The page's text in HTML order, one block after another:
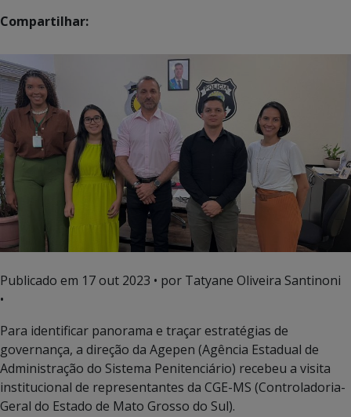
Compartilhar:
Publicado em 17 out 2023 • por Tatyane Oliveira Santinoni
•
Para identificar panorama e traçar estratégias de
governança, a direção da Agepen (Agência Estadual de
Administração do Sistema Penitenciário) recebeu a visita
institucional de representantes da CGE-MS (Controladoria-
Geral do Estado de Mato Grosso do Sul).